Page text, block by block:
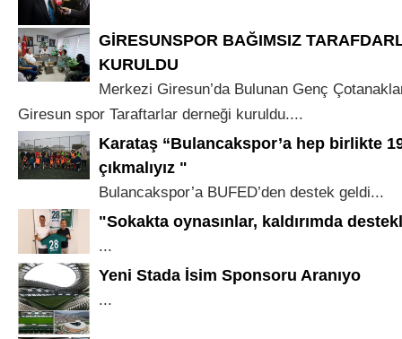
GİRESUNSPOR BAĞIMSIZ
KURULDU
Merkezi Giresun’da Bulunan Genç
Giresun spor Taraftarlar derneği kuruldu....
Karataş “Bulancakspor’a hep birlikte
çıkmalıyız "
Bulancakspor’a BUFED’den destek geldi...
"Sokakta oynasınlar, kaldırımda
...
Yeni Stada İsim Sponsoru Aranıyo
...